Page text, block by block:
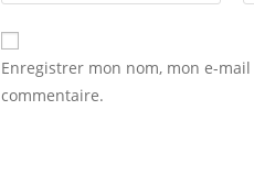
name
or
username
Enregistrer mon nom, mon e-
commentaire.